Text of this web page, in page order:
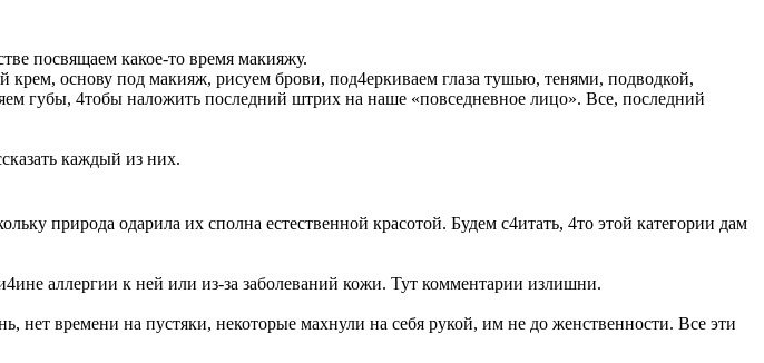
посвящаем какое-то время макияжу.
основу под макияж, рисуем брови, под4еркиваем глаза тушью, тенями, подводкой,
губы, 4тобы наложить последний штрих на наше «повседневное лицо». Все, последний
каждый из них.
природа одарила их сполна естественной красотой. Будем с4итать, 4то этой категории дам
аллергии к ней или из-за заболеваний кожи. Тут комментарии излишни.
времени на пустяки, некоторые махнули на себя рукой, им не до женственности. Все эти